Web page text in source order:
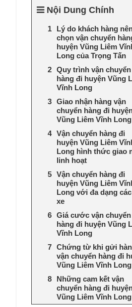
Nội Dung Chính
Lý do khách hàng
chọn vận chuyển
huyện Vũng Liêm
Long của Trọng Tấn
Quy trình vận chuyển
hàng đi huyện Vũng
Vĩnh Long
Giao nhận hàng vận
chuyển hàng đi
Vũng Liêm Vĩnh Long
Vận chuyển hàng đi
huyện Vũng Liêm
Long hình thức giao
linh hoạt
Vận chuyển hàng đi
huyện Vũng Liêm
Long với đa dạng
xe
Giá cước vận chuyển
hàng đi huyện Vũng
Vĩnh Long
Chứng từ khi gửi
vận chuyển hàng đi
Vũng Liêm Vĩnh Long
Những cam kết vận
chuyển hàng đi
Vũng Liêm Vĩnh Long